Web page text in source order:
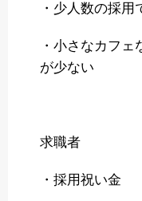
・少人数の採
・小さなカフ
が少ない
求職者
・採用祝い金